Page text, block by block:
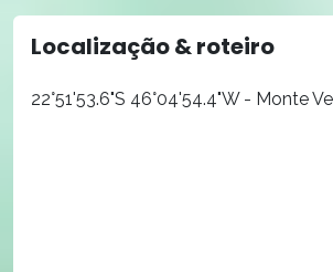
Localização & roteiro
22°51'53.6"S 46°04'54.4"W - Monte